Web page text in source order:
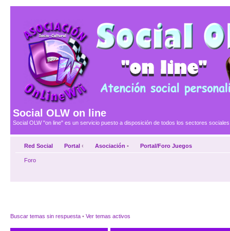
Social OLW on line
Social OLW "on line" es un servicio puesto a disposición de todos los sectores
Red Social Portal ‹ Asociación • Portal/Foro Juegos
Foro
Buscar temas sin respuesta • Ver temas activos